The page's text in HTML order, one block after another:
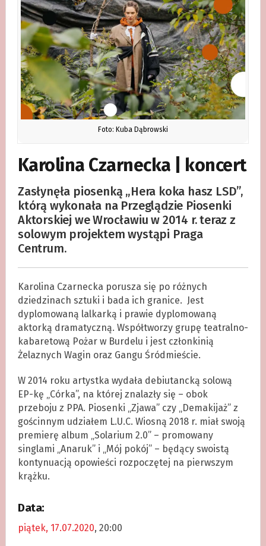
Foto: Kuba Dąbrowski
Karolina Czarnecka | koncert
Zasłynęła piosenką „Hera koka hasz LSD”,
którą wykonała na Przeglądzie Piosenki
Aktorskiej we Wrocławiu w 2014 r. teraz z
solowym projektem wystąpi Praga
Centrum.
Karolina Czarnecka porusza się po różnych
dziedzinach sztuki i bada ich granice. Jest
dyplomowaną lalkarką i prawie dyplomowaną
aktorką dramatyczną. Współtworzy grupę teatralno-
kabaretową Pożar w Burdelu i jest członkinią
Żelaznych Wagin oraz Gangu Śródmieście.
W 2014 roku artystka wydała debiutancką solową
EP-kę „Córka”, na której znalazły się – obok
przeboju z PPA. Piosenki „Zjawa” czy „Demakijaż” z
gościnnym udziałem L.U.C. Wiosną 2018 r. miał swoją
premierę album „Solarium 2.0” – promowany
singlami „Anaruk” i „Mój pokój” – będący swoistą
kontynuacją opowieści rozpoczętej na pierwszym
krążku.
Data:
piątek, 17.07.2020, 20:00